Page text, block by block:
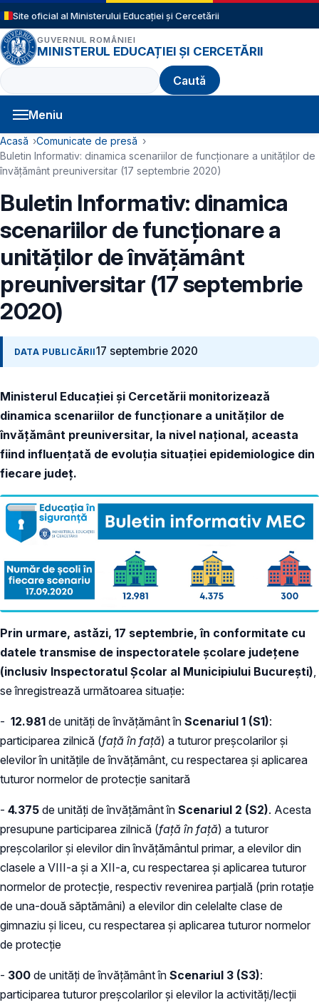
Sari la conținutul principal
Site oficial al Ministerului Educației și Cercetării
GUVERNUL ROMÂNIEI
MINISTERUL EDUCAȚIEI ȘI CERCETĂRII
Caută
Meniu
Navigație principală
Cale de navigare
Acasă
Comunicate de presă
Buletin Informativ: dinamica scenariilor de funcționare a unităților de
învățământ preuniversitar (17 septembrie 2020)
Buletin Informativ: dinamica
scenariilor de funcționare a
unităților de învățământ
preuniversitar (17 septembrie
2020)
DATA PUBLICĂRII17 septembrie 2020
Ministerul Educației și Cercetării monitorizează
dinamica scenariilor de funcționare a unităților de
învățământ preuniversitar, la nivel național, aceasta
fiind influențată de evoluția situației epidemiologice din
fiecare județ.
Prin urmare, astăzi, 17 septembrie, în conformitate cu
datele transmise de inspectoratele școlare județene
(inclusiv Inspectoratul Școlar al Municipiului București)
se înregistrează următoarea situație:
- 12.981 de unități de învățământ în Scenariul 1 (S1):
participarea zilnică (față în față) a tuturor preșcolarilor și
elevilor în unitățile de învățământ, cu respectarea și aplicarea
tuturor normelor de protecție sanitară
- 4.375 de unități de învățământ în Scenariul 2 (S2). Acesta
presupune participarea zilnică (față în față) a tuturor
preșcolarilor și elevilor din învățământul primar, a elevilor din
clasele a VIII-a și a XII-a, cu respectarea și aplicarea tuturor
normelor de protecție, respectiv revenirea parțială (prin rotație
de una-două săptămâni) a elevilor din celelalte clase de
gimnaziu și liceu, cu respectarea și aplicarea tuturor normelor
de protecție
- 300 de unități de învățământ în Scenariul 3 (S3):
participarea tuturor preșcolarilor și elevilor la activități/lecții